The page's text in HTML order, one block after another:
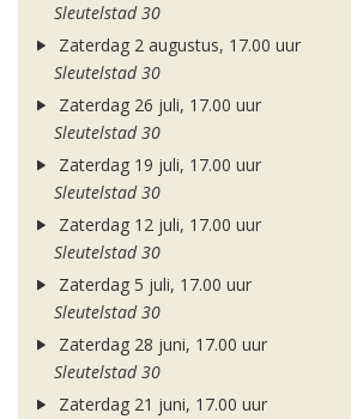
Sleutelstad 30
Zaterdag 2 augustus, 17.00 uur
Sleutelstad 30
Zaterdag 26 juli, 17.00 uur
Sleutelstad 30
Zaterdag 19 juli, 17.00 uur
Sleutelstad 30
Zaterdag 12 juli, 17.00 uur
Sleutelstad 30
Zaterdag 5 juli, 17.00 uur
Sleutelstad 30
Zaterdag 28 juni, 17.00 uur
Sleutelstad 30
Zaterdag 21 juni, 17.00 uur